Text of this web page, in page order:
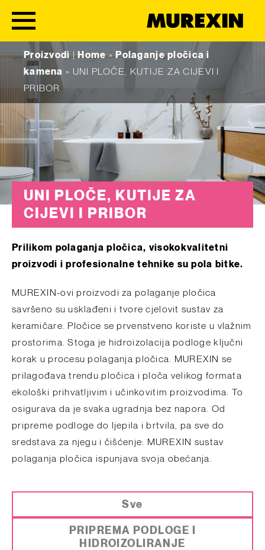
Skip to content
Proizvodi|Home»Polaganje pločica i
kamena » UNI PLOČE, KUTIJE ZA CIJEVI I
PRIBOR
UNI PLOČE, KUTIJE ZA
CIJEVI I PRIBOR
Prilikom polaganja pločica, visokokvalitetni
proizvodi i profesionalne tehnike su pola bitke.
MUREXIN-ovi proizvodi za polaganje pločica
savršeno su usklađeni i tvore cjelovit sustav za
keramičare. Pločice se prvenstveno koriste u vlažnim
prostorima. Stoga je hidroizolacija podloge ključni
korak u procesu polaganja pločica. MUREXIN se
prilagođava trendu pločica i ploča velikog formata
ekološki prihvatljivim i učinkovitim proizvodima. To
osigurava da je svaka ugradnja bez napora. Od
pripreme podloge do ljepila i brtvila, pa sve do
sredstava za njegu i čišćenje: MUREXIN sustav
polaganja pločica ispunjava svoja obećanja.
Sve
PRIPREMA PODLOGE I
HIDROIZOLIRANJE